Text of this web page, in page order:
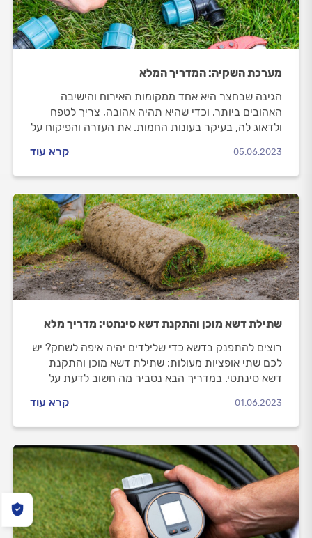
מערכת השקיה: המדריך המלא
הגינה שבחצר היא אחד ממקומות האירוח והישיבה
האהובים ביותר. וכדי שהיא תהיה אהובה, צריך לטפח
ולדאוג לה, בעיקר בעונות החמות. את העזרה והפיקוח על
ההשקיה.
05.06.2023 קרא עוד
שתילת דשא מוכן והתקנת דשא סינתטי: מדריך מלא
רוצים להתפנק בדשא כדי שלילדים יהיה איפה לשחק? יש
לכם שתי אופציות מעולות: שתילת דשא מוכן והתקנת
דשא סינתטי. במדריך הבא נסביר מה חשוב לדעת על
מוכן ודשא סינתטי ואיך מתנהלים מול גנן מקצועי?
01.06.2023 קרא עוד